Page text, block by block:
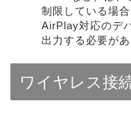
制限している場
AirPlay対応のデ
出力する必要があ
ワイヤレス接